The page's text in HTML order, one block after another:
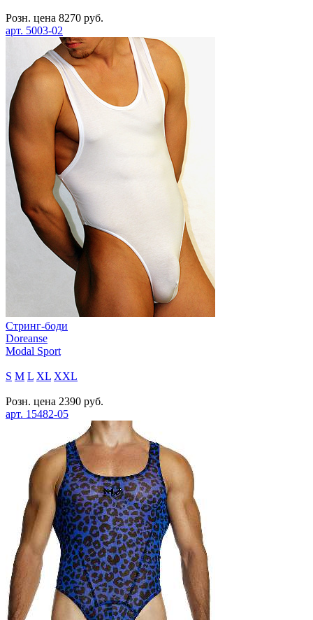
Розн. цена 8270 руб.
арт. 5003-02
Стринг-боди
Doreanse
Modal Sport
S M L XL XXL
Розн. цена 2390 руб.
арт. 15482-05